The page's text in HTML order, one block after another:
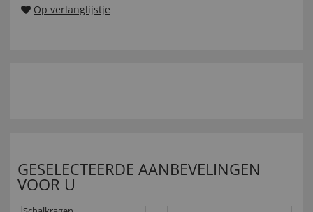
Op verlanglijstje
GESELECTEERDE AANBEVELINGEN
VOOR U